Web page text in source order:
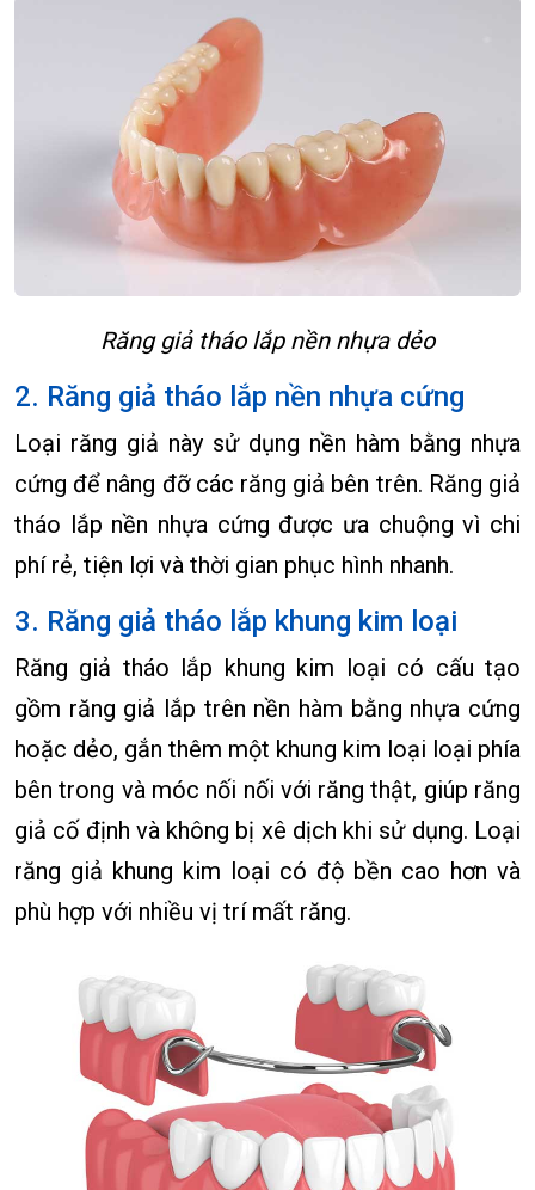
Răng giả tháo lắp nền nhựa dẻo
2. Răng giả tháo lắp nền nhựa cứng
Loại răng giả này sử dụng nền hàm bằng nhựa
cứng để nâng đỡ các răng giả bên trên. Răng giả
tháo lắp nền nhựa cứng được ưa chuộng vì chi
phí rẻ, tiện lợi và thời gian phục hình nhanh.
3. Răng giả tháo lắp khung kim loại
Răng giả tháo lắp khung kim loại có cấu tạo
gồm răng giả lắp trên nền hàm bằng nhựa cứng
hoặc dẻo, gắn thêm một khung kim loại loại phía
bên trong và móc nối nối với răng thật, giúp răng
giả cố định và không bị xê dịch khi sử dụng. Loại
răng giả khung kim loại có độ bền cao hơn và
phù hợp với nhiều vị trí mất răng.